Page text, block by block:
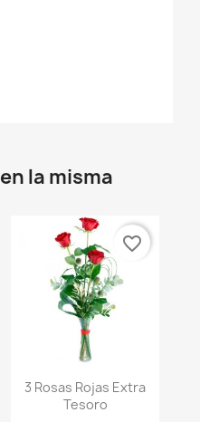
la misma
Vista rápida
3 Rosas Rojas Extra
Tesoro
favorite_border